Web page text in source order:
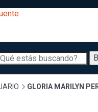
GLORIA MARILYN